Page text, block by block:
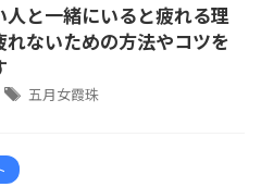
人と一緒にいると疲れる理
れないための方法やコツを
五月女霞珠